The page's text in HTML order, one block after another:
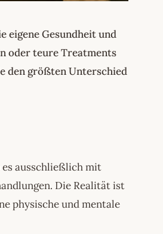
eigene Gesundheit und
oder teure Treatments
den größten Unterschied
es ausschließlich mit
Die Realität ist
physische und mentale